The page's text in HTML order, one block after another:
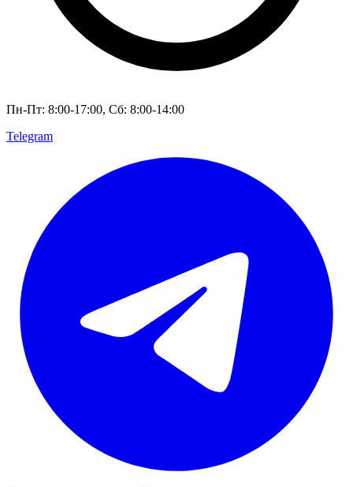
Пн-Пт: 8:00-17:00, Сб: 8:00-14:00
Telegram